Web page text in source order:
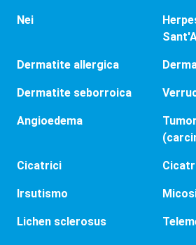
Nei
Dermatite allergica
Dermatite seborroica
Angioedema
Cicatrici
Irsutismo
Lichen sclerosus